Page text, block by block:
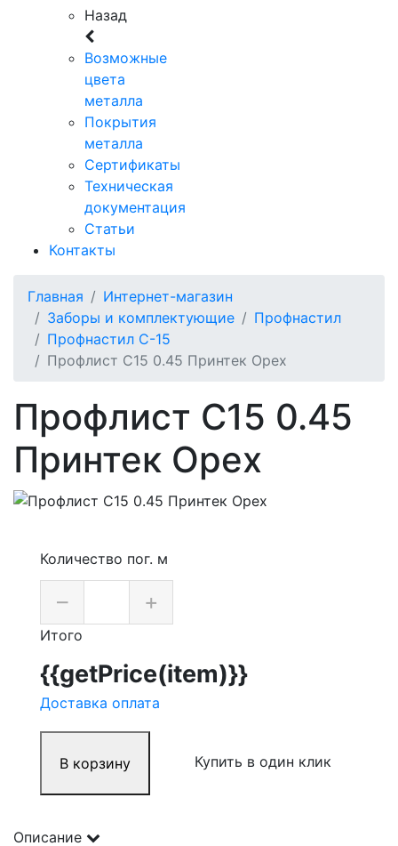
Назад
Возможные
цвета
металла
Покрытия
металла
Сертификаты
Техническая
документация
Статьи
Контакты
Главная
Интернет-магазин
Заборы и комплектующие
Профнастил
Профнастил C-15
Профлист С15 0.45 Принтек Орех
Профлист С15 0.45
Принтек Орех
Количество пог. м
– +
Итого
{{getPrice(item)}}
Доставка оплата
В корзину Купить в один клик
Описание